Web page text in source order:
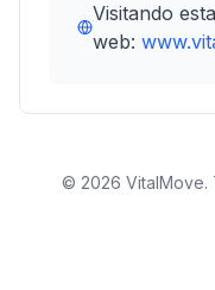
Visitando
web:
© 2026 VitalMove.